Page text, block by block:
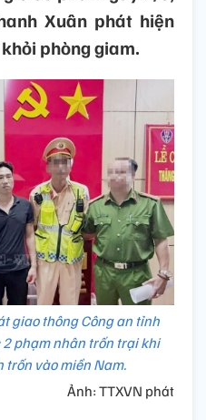
Xuân phát hiện
phòng giam.
giao thông Công an tỉnh
phạm nhân trốn trại khi
vào miền Nam.
Ảnh: TTXVN phát